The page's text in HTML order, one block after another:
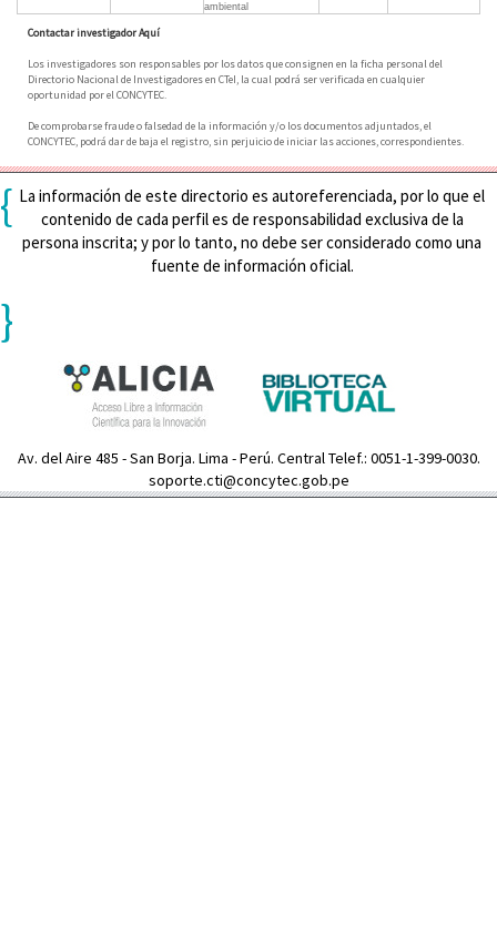
ambiental
Contactar investigador Aquí
Los investigadores son responsables por los datos que consignen en la ficha personal del
Directorio Nacional de Investigadores en CTeI, la cual podrá ser verificada en cualquier
oportunidad por el CONCYTEC.
De comprobarse fraude o falsedad de la información y/o los documentos adjuntados, el
CONCYTEC, podrá dar de baja el registro, sin perjuicio de iniciar las acciones, correspondientes.
{ La información de este directorio es autoreferenciada, por lo que el
contenido de cada perfil es de responsabilidad exclusiva de la
persona inscrita; y por lo tanto, no debe ser considerado como una
fuente de información oficial.
}
Av. del Aire 485 - San Borja. Lima - Perú. Central Telef.: 0051-1-399-0030.
soporte.cti@concytec.gob.pe